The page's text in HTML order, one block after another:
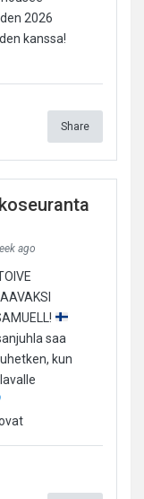
2026
kanssa!
Share
ago
saa
kun